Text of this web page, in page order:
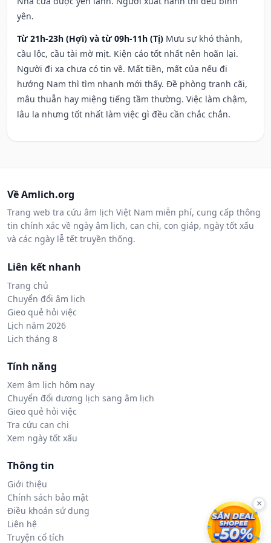
yên.
Từ 21h-23h (Hợi) và từ 09h-11h (Tị) Mưu sự khó thành,
cầu lộc, cầu tài mờ mịt. Kiện cáo tốt nhất nên hoãn lại.
Người đi xa chưa có tin về. Mất tiền, mất của nếu đi
hướng Nam thì tìm nhanh mới thấy. Đề phòng tranh cãi,
mâu thuẫn hay miệng tiếng tầm thường. Việc làm chậm,
lâu la nhưng tốt nhất làm việc gì đều cần chắc chắn.
Về Amlich.org
Trang web tra cứu âm lịch Việt Nam miễn phí, cung cấp thông
tin chính xác về ngày âm lịch, can chi, con giáp, ngày tốt xấu
và các ngày lễ tết truyền thống.
Liên kết nhanh
Trang chủ
Chuyển đổi âm lịch
Gieo quẻ hỏi việc
Lịch năm 2026
Lịch tháng 8
Tính năng
Xem âm lịch hôm nay
Chuyển đổi dương lịch sang âm lịch
Gieo quẻ hỏi việc
Tra cứu can chi
Xem ngày tốt xấu
Thông tin
Giới thiệu
Chính sách bảo mật
Điều khoản sử dụng
Liên hệ
Truyện cổ tích
×